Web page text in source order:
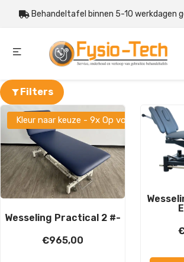
Behandeltafel binnen 5-10 werkdagen
Filters
Kleur naar keuze - 9x Op voorraad
Wesseling Practical 2 #-
€965,00